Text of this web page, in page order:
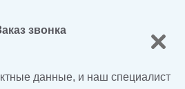
звонка
данные, и наш специалист